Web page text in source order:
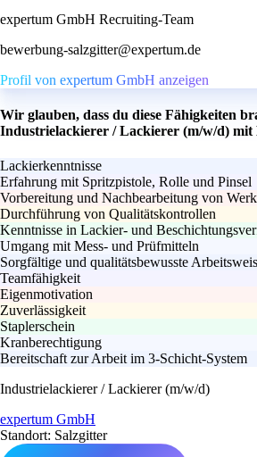
expertum GmbH Recruiting-Team
bewerbung-salzgitter@expertum.de
Profil von expertum GmbH anzeigen
Wir glauben, dass du diese Fähigkeiten
Industrielackierer / Lackierer (m/w/d) mit
Lackierkenntnisse
Erfahrung mit Spritzpistole, Rolle und Pinsel
Vorbereitung und Nachbearbeitung von
Durchführung von Qualitätskontrollen
Kenntnisse in Lackier- und
Umgang mit Mess- und Prüfmitteln
Sorgfältige und qualitätsbewusste
Teamfähigkeit
Eigenmotivation
Zuverlässigkeit
Staplerschein
Kranberechtigung
Bereitschaft zur Arbeit im 3-Schicht-System
Industrielackierer / Lackierer (m/w/d)
expertum GmbH
Standort: Salzgitter